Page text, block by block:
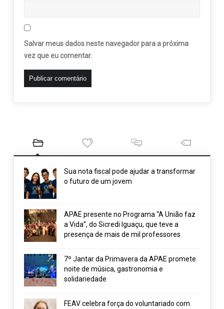
Salvar meus dados neste navegador para a próxima
vez que eu comentar.
Sua nota fiscal pode ajudar a transformar
o futuro de um jovem
APAE presente no Programa “A União faz
a Vida”, do Sicredi Iguaçu, que teve a
presença de mais de mil professores
7º Jantar da Primavera da APAE promete
noite de música, gastronomia e
solidariedade
FEAV celebra força do voluntariado com